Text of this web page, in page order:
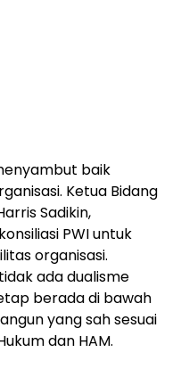
baik
Ketua Bidang
Sadikin,
PWI untuk
organisasi.
ada dualisme
berada di bawah
yang sah sesuai
dan HAM.